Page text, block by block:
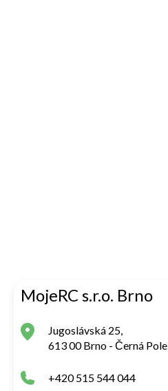
MojeRC s.r.o. Brno
Jugoslávská 25,
613 00 Brno - Černá Pole
+420 515 544 044